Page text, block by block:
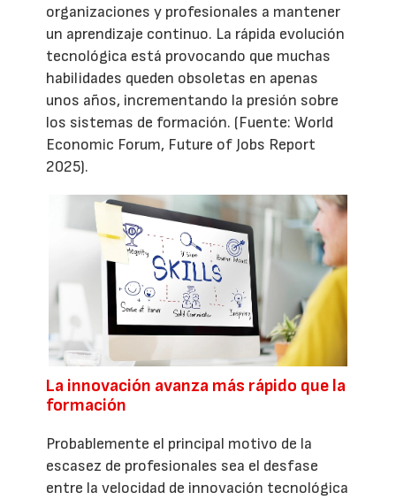
organizaciones y profesionales a mantener
un aprendizaje continuo. La rápida evolución
tecnológica está provocando que muchas
habilidades queden obsoletas en apenas
unos años, incrementando la presión sobre
los sistemas de formación. (Fuente: World
Economic Forum, Future of Jobs Report
2025).
La innovación avanza más rápido que la
formación
Probablemente el principal motivo de la
escasez de profesionales sea el desfase
entre la velocidad de innovación tecnológica